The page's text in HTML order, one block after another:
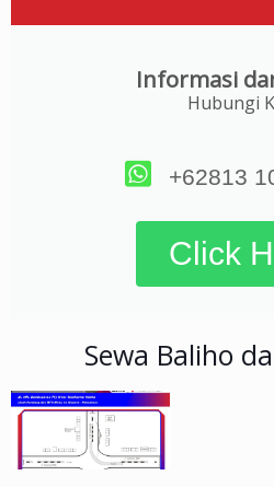
Informasi
Hubungi
+62813
Click
Sewa Baliho